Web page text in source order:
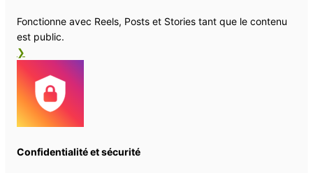
Fonctionne avec Reels, Posts et Stories tant que le contenu
est public.
❯
Confidentialité et sécurité